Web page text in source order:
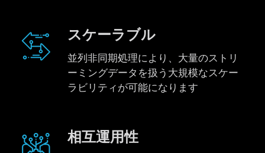
スケーラブル
並列非同期処理により、大量のストリ
ーミングデータを扱う大規模なスケー
ラビリティが可能になります
相互運用性